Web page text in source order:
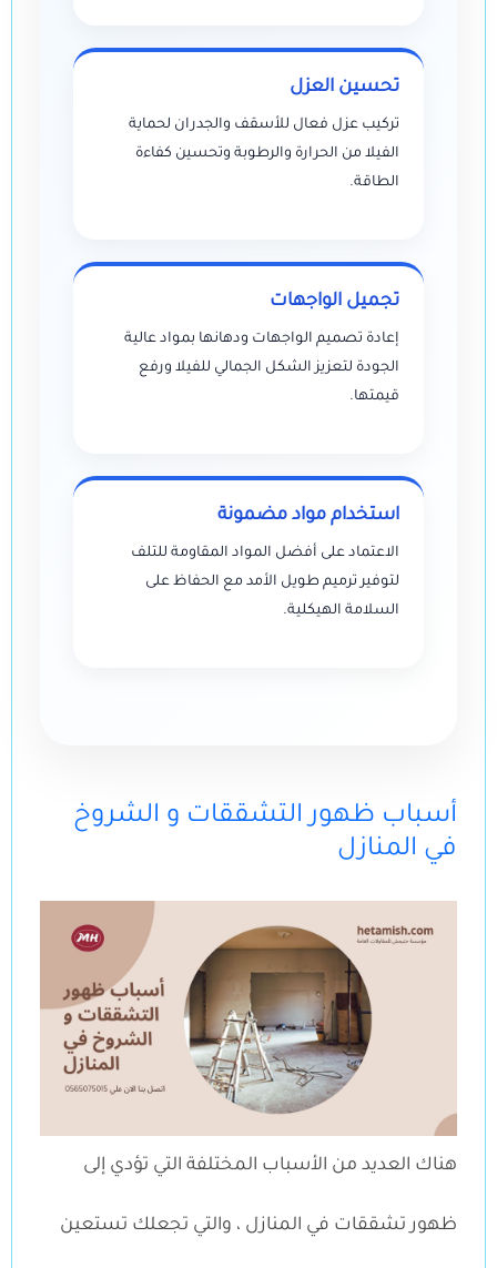
تحسين العزل
تركيب عزل فعال للأسقف والجدران لحماية
الفيلا من الحرارة والرطوبة وتحسين كفاءة
الطاقة.
تجميل الواجهات
إعادة تصميم الواجهات ودهانها بمواد عالية
الجودة لتعزيز الشكل الجمالي للفيلا ورفع
قيمتها.
استخدام مواد مضمونة
الاعتماد على أفضل المواد المقاومة للتلف
لتوفير ترميم طويل الأمد مع الحفاظ على
السلامة الهيكلية.
أسباب ظهور التشققات و الشروخ
في المنازل
هناك العديد من الأسباب المختلفة التي تؤدي إلى
ظهور تشققات في المنازل ، والتي تجعلك تستعين